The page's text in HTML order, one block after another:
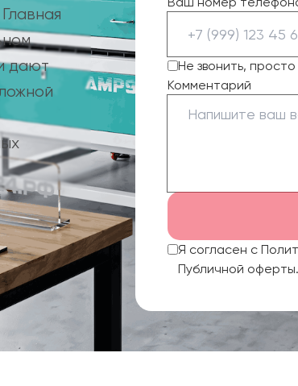
дают
Не звонить,
Комментарий
Я согласен с
Публичной оферты.